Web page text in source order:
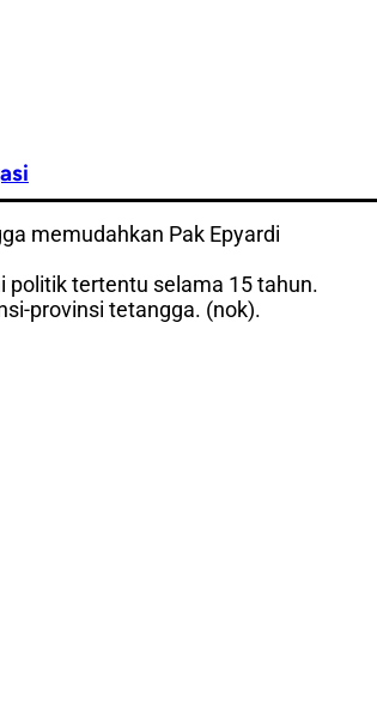
memudahkan Pak Epyardi
politik tertentu selama 15 tahun.
provinsi tetangga. (nok).